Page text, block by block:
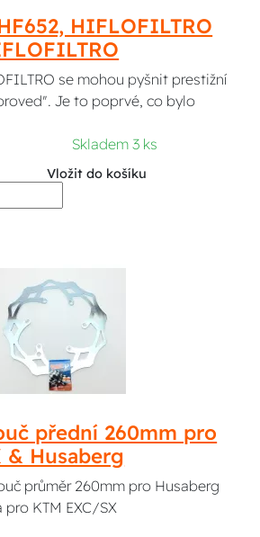
HIFLOFILTRO
se mohou pyšnit prestižní
Je to poprvé, co bylo
Skladem 3 ks
Vložit do košíku
přední 260mm pro
& Husaberg
průměr 260mm pro Husaberg
KTM EXC/SX